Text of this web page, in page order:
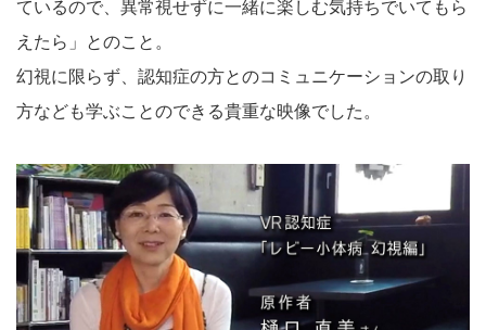
ているので、異常視せずに一緒に楽しむ気持ちでいてもら
えたら」とのこと。
幻視に限らず、認知症の方とのコミュニケーションの取り
方なども学ぶことのできる貴重な映像でした。